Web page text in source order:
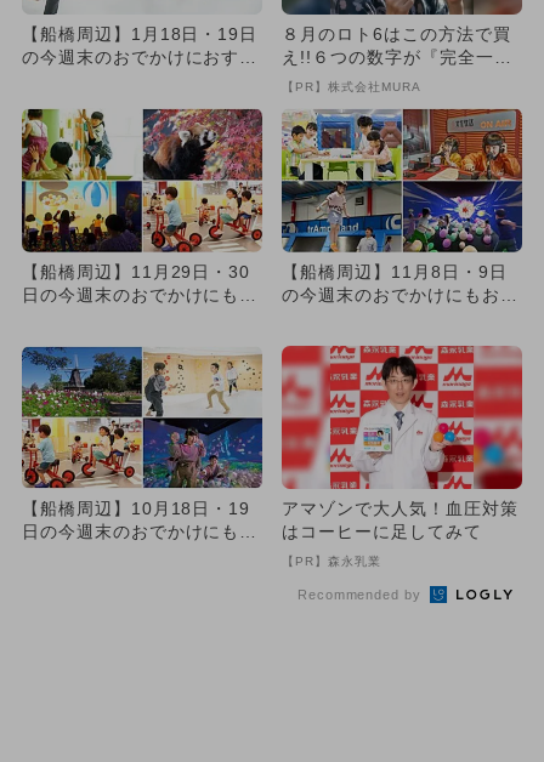
【船橋周辺】1月18日・19日
の今週末のおでかけにおすす
８月のロト6はこの方法で買
え!!６つの数字が『完全一
致』する方法
【PR】株式会社MURA
【船橋周辺】11月29日・30
日の今週末のおでかけにもお
【船橋周辺】11月8日・9日
の今週末のおでかけにもおす
【船橋周辺】10月18日・19
日の今週末のおでかけにもお
アマゾンで大人気！血圧対策
はコーヒーに足してみて
【PR】森永乳業
Recommended by